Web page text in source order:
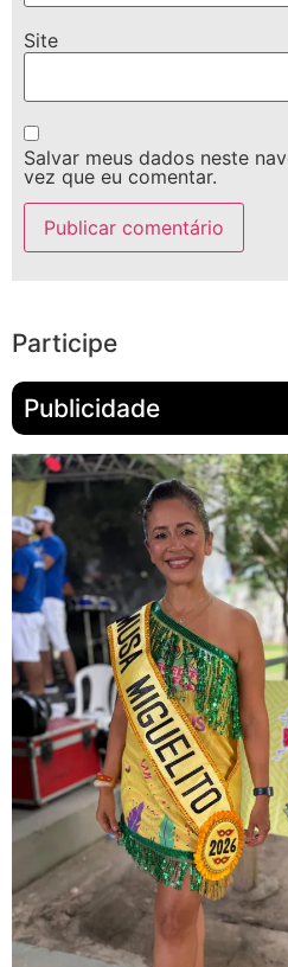
Site
Salvar meus dados neste
vez que eu comentar.
Participe
Publicidade